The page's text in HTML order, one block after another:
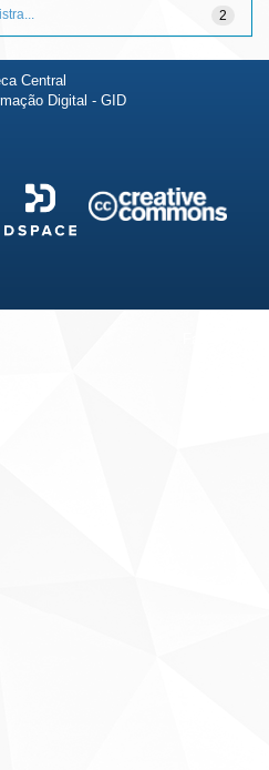
2
Central
Digital - GID